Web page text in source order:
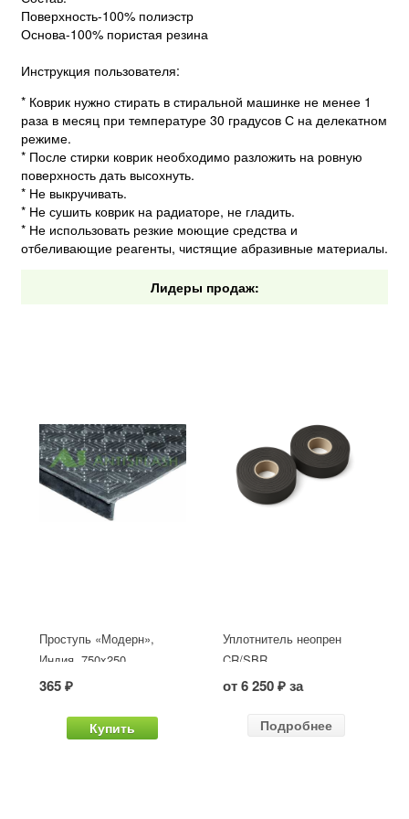
Поверхность-100% полиэстр
Основа-100% пористая резина
Инструкция пользователя:
* Коврик нужно стирать в стиральной машинке не менее 1
раза в месяц при температуре 30 градусов С на делекатном
режиме.
* После стирки коврик необходимо разложить на ровную
поверхность дать высохнуть.
* Не выкручивать.
* Не сушить коврик на радиаторе, не гладить.
* Не использовать резкие моющие средства и
отбеливающие реагенты, чистящие абразивные материалы.
Лидеры продаж:
Проступь «Модерн»,
Индия, 750x250
365 ₽
Купить
Уплотнитель неопрен
CR/SBR
от 6 250 ₽ за
Подробнее